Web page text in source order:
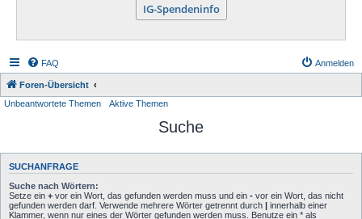
IG-Spendeninfo
FAQ Anmelden
Foren-Übersicht
Unbeantwortete Themen
Aktive Themen
Suche
SUCHANFRAGE
Suche nach Wörtern:
Setze ein + vor ein Wort, das gefunden werden muss und ein - vor ein Wort, das nicht
gefunden werden darf. Verwende mehrere Wörter getrennt durch
innerhalb einer
Klammer, wenn nur eines der Wörter gefunden werden muss. Benutze ein * als